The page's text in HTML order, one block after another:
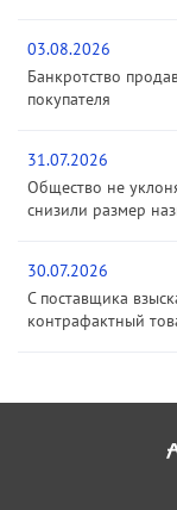
03.08.2026
Банкротство
покупателя
31.07.2026
Общество не
снизили размер
30.07.2026
С поставщика
контрафактный